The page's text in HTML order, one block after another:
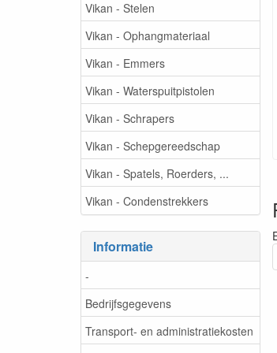
Vikan - Stelen
Vikan - Ophangmateriaal
Vikan - Emmers
Vikan - Waterspuitpistolen
Vikan - Schrapers
Vikan - Schepgereedschap
Vikan - Spatels, Roerders, ...
Vikan - Condenstrekkers
Informatie
-
Bedrijfsgegevens
Transport- en administratiekosten